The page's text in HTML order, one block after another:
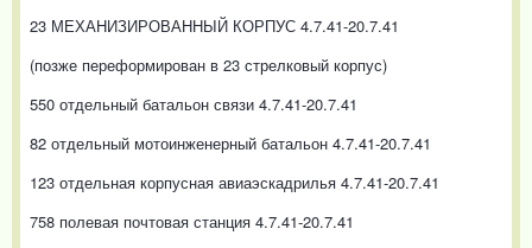
23 МЕХАНИЗИРОВАННЫЙ КОРПУС 4.7.41-20.7.41
(позже переформирован в 23 стрелковый корпус)
550 отдельный батальон связи 4.7.41-20.7.41
82 отдельный мотоинженерный батальон 4.7.41-20.7.41
123 отдельная корпусная авиаэскадрилья 4.7.41-20.7.41
758 полевая почтовая станция 4.7.41-20.7.41